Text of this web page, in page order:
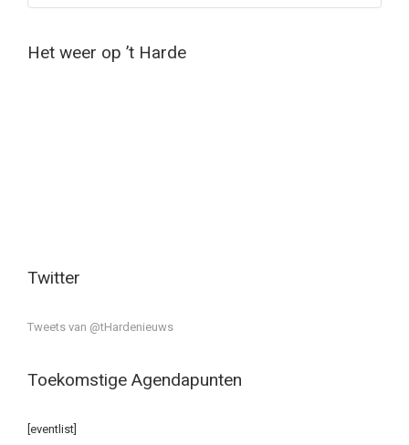
Het weer op ’t Harde
Twitter
Tweets van @tHardenieuws
Toekomstige Agendapunten
[eventlist]